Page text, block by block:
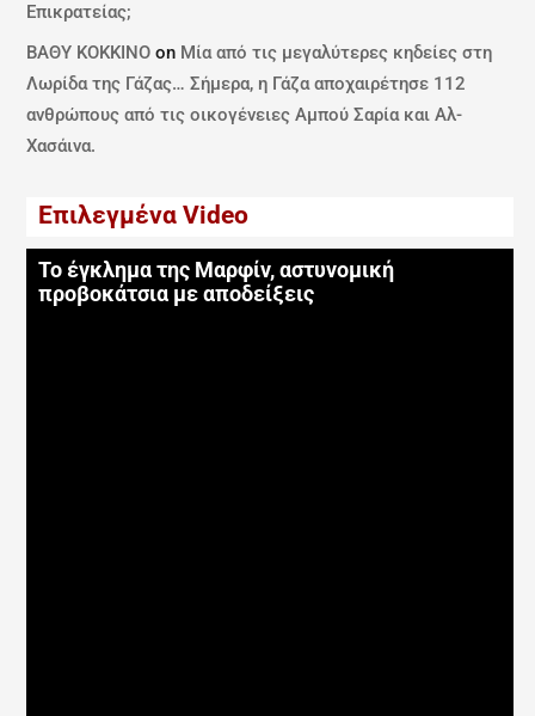
Επικρατείας;
ΒΑΘΥ ΚΟΚΚΙΝΟ on Μία από τις μεγαλύτερες κηδείες στη
Λωρίδα της Γάζας… Σήμερα, η Γάζα αποχαιρέτησε 112
ανθρώπους από τις οικογένειες Αμπού Σαρία και Αλ-
Χασάινα.
Επιλεγμένα Video
Το έγκλημα της Μαρφίν, αστυνομική
προβοκάτσια με αποδείξεις